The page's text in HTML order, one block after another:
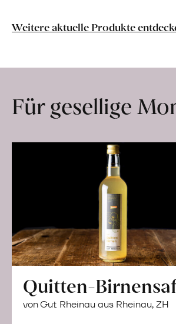
Lebensmittel
Hof
erfahren
Weitere aktuelle Produkte
Für gesellige
Quitten-
von Gut Rheinau aus Rheinau, ZH